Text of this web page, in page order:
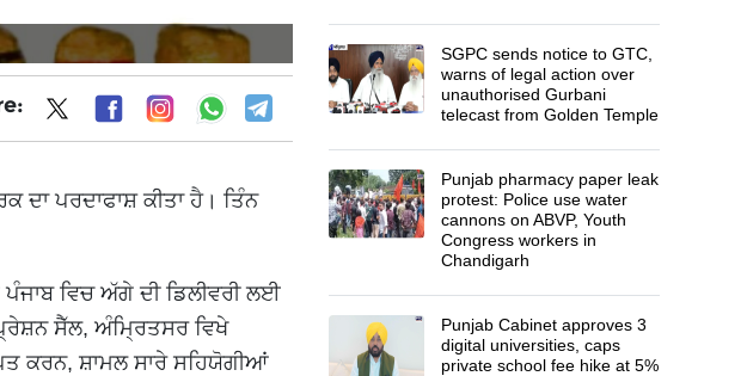
ਦਾ ਪਰਦਾਫਾਸ਼ ਕੀਤਾ ਹੈ। ਤਿੰਨ
ਵਿਚ ਅੱਗੇ ਦੀ ਡਿਲੀਵਰੀ ਲਈ
ਸੈੱਲ, ਅੰਮ੍ਰਿਤਸਰ ਵਿਖੇ
ਕਰਨ, ਸ਼ਾਮਲ ਸਾਰੇ ਸਹਿਯੋਗੀਆਂ
SGPC sends notice to GTC,
warns of legal action over
unauthorised Gurbani
telecast from Golden Temple
Punjab pharmacy paper leak
protest: Police use water
cannons on ABVP, Youth
Congress workers in
Chandigarh
Punjab Cabinet approves 3
digital universities, caps
private school fee hike at 5%